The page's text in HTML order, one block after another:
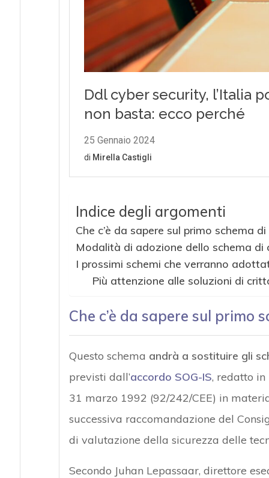
Indice degli argomenti
Che c’è da sapere sul primo schema
Modalità di adozione dello schema di
I prossimi schemi che verranno
Più attenzione alle soluzioni di
Che c’è da sapere sul primo
Questo schema andrà a sostituire gli
previsti dall’accordo SOG-IS, redatto in
31 marzo 1992 (92/242/CEE) in
successiva raccomandazione del
di valutazione della sicurezza delle
Secondo Juhan Lepassaar, direttore